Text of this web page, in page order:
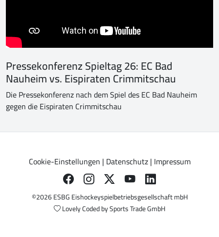
Pressekonferenz Spieltag 26: EC Bad
Nauheim vs. Eispiraten Crimmitschau
Die Pressekonferenz nach dem Spiel des EC Bad Nauheim
gegen die Eispiraten Crimmitschau
Cookie-Einstellungen | Datenschutz| Impressum
©2026 ESBG Eishockeyspielbetriebsgesellschaft mbH
Lovely Coded bySports Trade GmbH